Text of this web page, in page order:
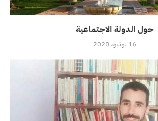
حول الدولة الاجتماعية
16 يونيو، 2020